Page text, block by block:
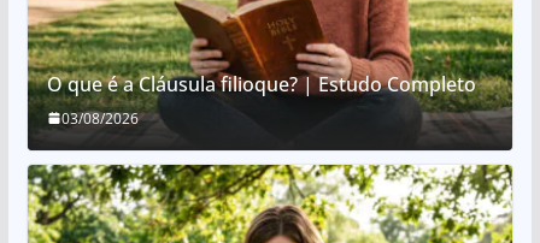
O que é a Cláusula filioque? | Estudo Completo
03/08/2026